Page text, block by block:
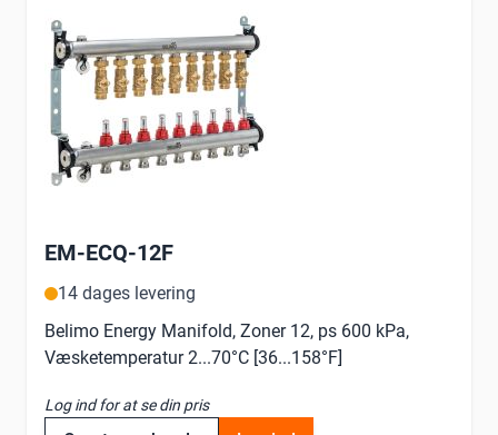
EM-ECQ-12F
14 dages levering
Belimo Energy Manifold, Zoner 12, ps 600 kPa,
Væsketemperatur 2...70°C [36...158°F]
Log ind for at se din pris